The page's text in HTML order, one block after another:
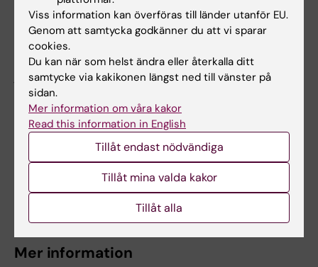
situationer och hur dessa situationer hanteras
av undersköterskor. Resultatet från min studie
har jag redan börjat sprida i min kommun och
jag tycker att det är ett ämne som måste
komma på tal dagligen, inte bara när
problemet uppstår utan som ett
grundläggande behov. Genom att använda
mig av fokusgruppsintervjuer har jag lärt mig
hur en sådan metod ska genomföras, och det
har väckt mitt intresse att studera mer kring
Mer information
Viss information kan överföras till länder utanför EU.
Genom att samtycka godkänner du att vi sparar
cookies.
Du kan när som helst ändra eller återkalla ditt
samtycke via kakikonen längst ned till vänster på
sidan.
Mer information om våra kakor
Read this information in English
Tillåt endast nödvändiga
Tillåt mina valda kakor
Tillåt alla